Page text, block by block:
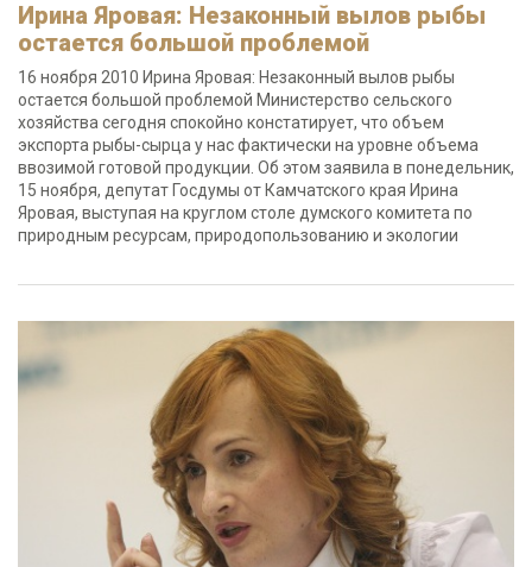
Ирина Яровая: Незаконный вылов рыбы
остается большой проблемой
16 ноября 2010 Ирина Яровая: Незаконный вылов рыбы
остается большой проблемой Министерство сельского
хозяйства сегодня спокойно констатирует, что объем
экспорта рыбы-сырца у нас фактически на уровне объема
ввозимой готовой продукции. Об этом заявила в понедельник,
15 ноября, депутат Госдумы от Камчатского края Ирина
Яровая, выступая на круглом столе думского комитета по
природным ресурсам, природопользованию и экологии